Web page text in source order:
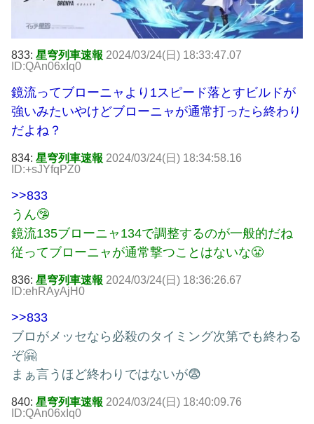
833: 星穹列車速報 2024/03/24(日) 18:33:47.07
ID:QAn06xIq0
鏡流ってブローニャより1スピード落とすビルドが
強いみたいやけどブローニャが通常打ったら終わり
だよね？
834: 星穹列車速報 2024/03/24(日) 18:34:58.16
ID:+sJYfqPZ0
>>833
うん🤥
鏡流135ブローニャ134で調整するのが一般的だね
従ってブローニャが通常撃つことはないな😤
836: 星穹列車速報 2024/03/24(日) 18:36:26.67
ID:ehRAyAjH0
>>833
ブロがメッセなら必殺のタイミング次第でも終わる
ぞ🤗
まぁ言うほど終わりではないが😨
840: 星穹列車速報 2024/03/24(日) 18:40:09.76
ID:QAn06xIq0